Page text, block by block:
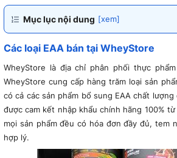
Mục lục nội dung [xem]
Các loại EAA bán tại WheyStore
WheyStore là địa chỉ phân phối thực
WheyStore cung cấp hàng trăm loại sản
có cả các sản phẩm bổ sung EAA chất
được cam kết nhập khẩu chính hãng 100%
mọi sản phẩm đều có hóa đơn đầy đủ, tem
hợp lý.